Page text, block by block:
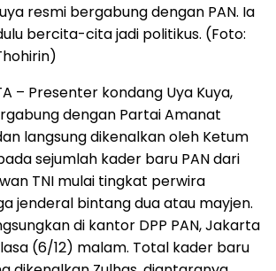
resmi bergabung dengan PAN. Ia
bercita-cita jadi politikus. (Foto:
– Presenter kondang Uya Kuya,
dengan Partai Amanat
langsung dikenalkan oleh Ketum
sejumlah kader baru PAN dari
TNI mulai tingkat perwira
jenderal bintang dua atau mayjen.
di kantor DPP PAN, Jakarta
(6/12) malam. Total kader baru